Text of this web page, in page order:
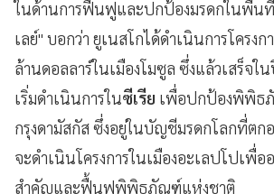
ในด้านการฟื้นฟูและปกป้องมรดกในพื้นที่
เลย์" บอกว่า ยูเนสโกได้ดำเนินการโครง
ล้านดอลลาร์ในเมืองโมซูล ซึ่งแล้วเสร็จใ
เริ่มดำเนินการในซีเรีย เพื่อปกป้องพิพิธ
กรุงดามัสกัส ซึ่งอยู่ในบัญชีมรดกโลกที่ตก
จะดำเนินโครงการในเมืองอะเลปโปเพื่
สำคัญและฟื้นฟูพิพิธภัณฑ์แห่งชาติ